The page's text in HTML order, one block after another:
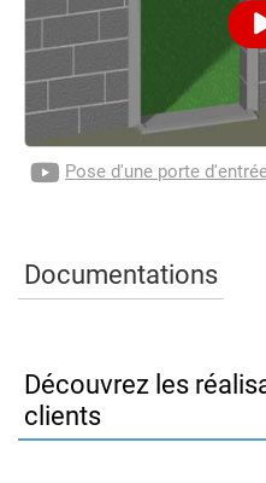
Pose d'une porte
Documentations
Découvrez les
clients